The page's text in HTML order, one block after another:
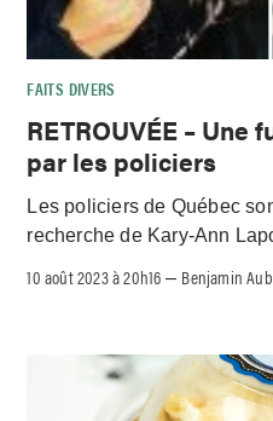
FAITS DIVERS
RETROUVÉE – Une
par les policiers
Les policiers de Québec
recherche de Kary-Ann
10 août 2023 à 20h16 – Benjamin